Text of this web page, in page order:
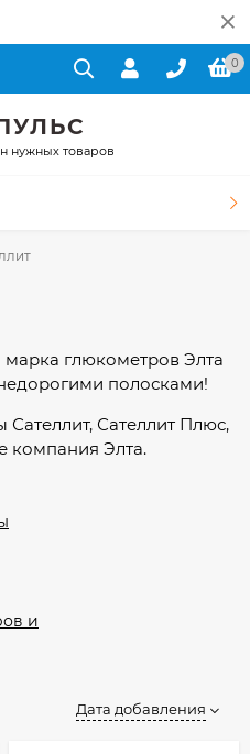
0
нужных товаров
марка глюкометров Элта
полосками!
Сателлит, Сателлит Плюс,
компания Элта.
и
Дата добавления